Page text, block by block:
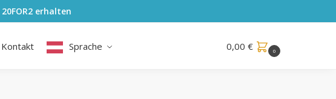
20FOR2 erhalten
Kontakt Sprache 0,00 € 0